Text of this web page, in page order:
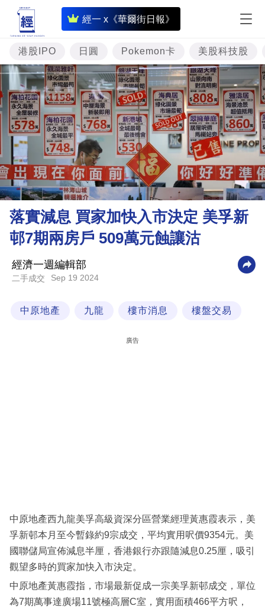
經一 x《華爾街日報》
即
時
財
經
專
題
投
資
樓
市
理
財
商
業
科
區
港股IPO 日圓 Pokemon卡 美股科技股
落實減息 買家加快入市決定 美孚新
邨7期兩房戶 509萬元蝕讓沽
經濟一週編輯部
二手成交 Sep 19 2024
中原地產 九龍 樓市消息 樓盤交易
廣告
中原地產西九龍美孚高級資深分區營業經理黃惠霞表示，美
孚新邨本月至今暫錄約9宗成交，平均實用呎價9354元。美
國聯儲局宣佈減息半厘，香港銀行亦跟隨減息0.25厘，吸引
觀望多時的買家加快入市決定。
中原地產黃惠霞指，市場最新促成一宗美孚新邨成交，單位
為7期萬事達廣場11號極高層C室，實用面積466平方呎，